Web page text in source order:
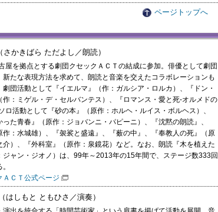
ページトップへ
（さかきばら ただよし／朗読）
屋を拠点とする劇団クセックＡＣＴの結成に参加。俳優として劇団
新たな表現方法を求めて、朗読と音楽を交えたコラボレーションも
劇団活動として『イエルマ』（作：ガルシア・ロルカ）、『ドン・
作：ミゲル・デ・セルバンテス）、『ロマンス・愛と死-オルメドの
ロ活動として『砂の本』（原作：ホルヘ・ルイス・ボルヘス）、
った青春』（原作：ジョバンニ・パピーニ）、『沈黙の朗読』、
作：水城雄）、『袈裟と盛遠』、『薮の中』、『奉教人の死』（原
介）、『外科室』（原作：泉鏡花）など。なお、朗読『木を植えた
ジャン・ジオノ）は、99年～2013年の15年間で、ステージ数333回
ＡＣＴ公式ページ
（はしもと ともひさ／演奏）